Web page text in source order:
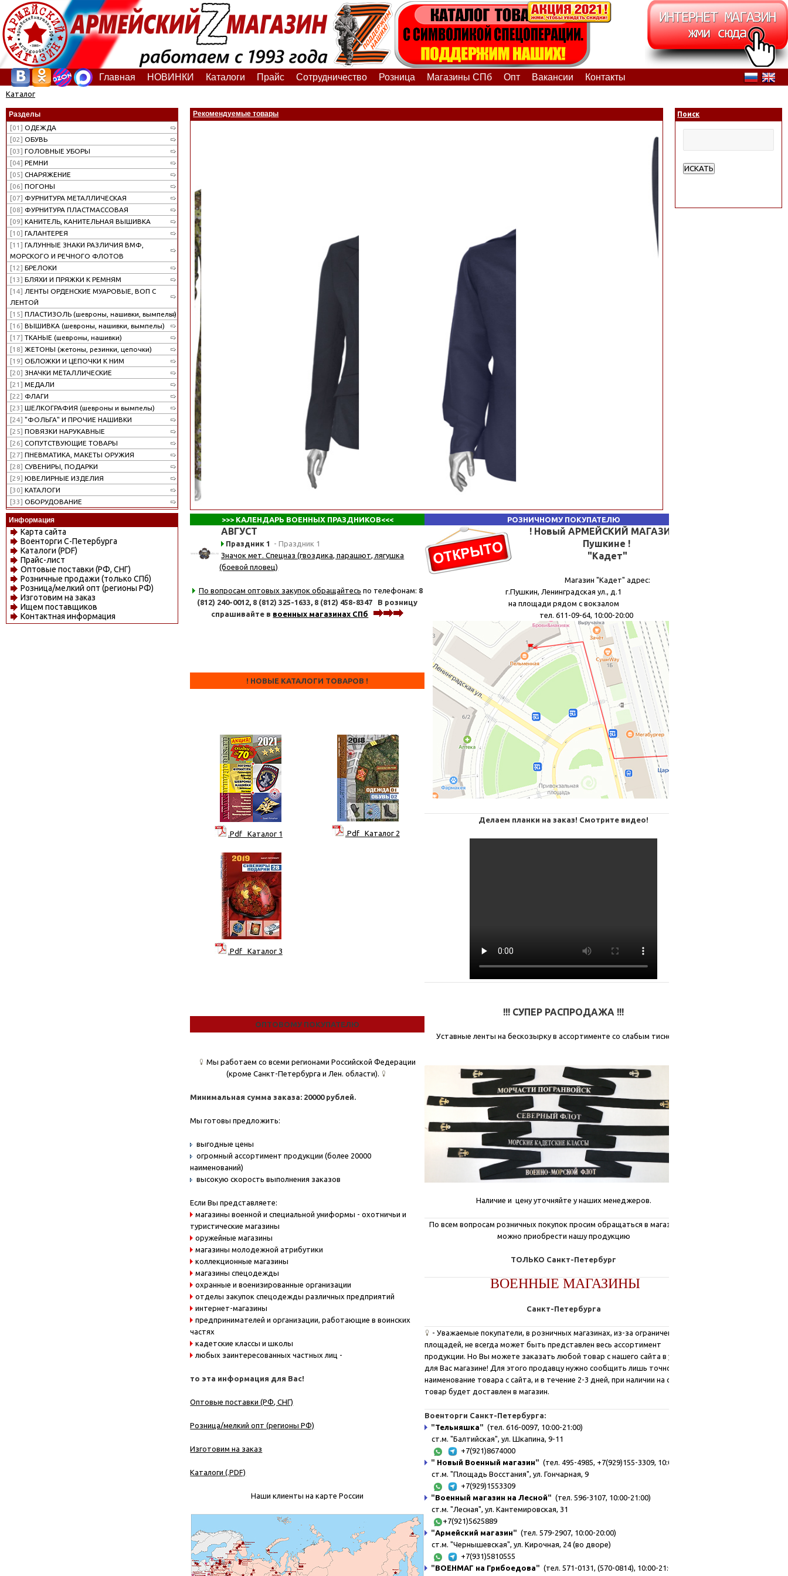
Главная НОВИНКИ Каталоги Прайс Сотрудничество Розница Магазины СПб Опт Вакансии Контакты
Каталог
Разделы
[01] ОДЕЖДА
[02] ОБУВЬ
[03] ГОЛОВНЫЕ УБОРЫ
[04] РЕМНИ
[05] СНАРЯЖЕНИЕ
[06] ПОГОНЫ
[07] ФУРНИТУРА МЕТАЛЛИЧЕСКАЯ
[08] ФУРНИТУРА ПЛАСТМАССОВАЯ
[09] КАНИТЕЛЬ, КАНИТЕЛЬНАЯ ВЫШИВКА
[10] ГАЛАНТЕРЕЯ
[11] ГАЛУННЫЕ ЗНАКИ РАЗЛИЧИЯ ВМФ,
МОРСКОГО И РЕЧНОГО ФЛОТОВ
[12] БРЕЛОКИ
[13] БЛЯХИ И ПРЯЖКИ К РЕМНЯМ
[14] ЛЕНТЫ ОРДЕНСКИЕ МУАРОВЫЕ, ВОП С
ЛЕНТОЙ
[15] ПЛАСТИЗОЛЬ (шевроны, нашивки, вымпелы)
[16] ВЫШИВКА (шевроны, нашивки, вымпелы)
[17] ТКАНЫЕ (шевроны, нашивки)
[18] ЖЕТОНЫ (жетоны, резинки, цепочки)
[19] ОБЛОЖКИ И ЦЕПОЧКИ К НИМ
[20] ЗНАЧКИ МЕТАЛЛИЧЕСКИЕ
[21] МЕДАЛИ
[22] ФЛАГИ
[23] ШЕЛКОГРАФИЯ (шевроны и вымпелы)
[24] "ФОЛЬГА" И ПРОЧИЕ НАШИВКИ
[25] ПОВЯЗКИ НАРУКАВНЫЕ
[26] СОПУТСТВУЮЩИЕ ТОВАРЫ
[27] ПНЕВМАТИКА, МАКЕТЫ ОРУЖИЯ
[28] СУВЕНИРЫ, ПОДАРКИ
[29] ЮВЕЛИРНЫЕ ИЗДЕЛИЯ
[30] КАТАЛОГИ
[33] ОБОРУДОВАНИЕ
Информация
Карта сайта
Военторги С-Петербурга
Каталоги (PDF)
Прайс-лист
Оптовые поставки (РФ, СНГ)
Розничные продажи (только СПб)
Розница/мелкий опт (регионы РФ)
Изготовим на заказ
Ищем поставщиков
Контактная информация
Рекомендуемые товары
>>> КАЛЕНДАРЬ ВОЕННЫХ ПРАЗДНИКОВ<<< РОЗНИЧНОМУ ПОКУПАТЕЛЮ
АВГУСТ
Праздник 1 - Праздник 1
Значок мет. Спецназ (гвоздика, парашют, лягушка
(боевой пловец)
По вопросам оптовых закупок обращайтесь по телефонам: 8
(812) 240-0012, 8 (812) 325-1633, 8 (812) 458-8347
В розницу
спрашивайте в военных магазинах СПб
! Новый АРМЕЙСКИЙ МАГАЗИН в
Пушкине !
"Кадет"
Магазин "Кадет" адрес:
г.Пушкин, Ленинградская ул., д.1
на площади рядом с вокзалом
тел. 611-09-64, 10:00-20:00
Делаем планки на заказ! Смотрите видео!
!!! СУПЕР РАСПРОДАЖА !!!
Уставные ленты на бескозырку в ассортименте со слабым тиснением.
Наличие и цену уточняйте у наших менеджеров.
По всем вопросам розничных покупок просим обращаться в магазины, где
можно приобрести нашу продукцию
ТОЛЬКО Санкт-Петербург
ВОЕННЫЕ МАГАЗИНЫ
Санкт-Петербурга
-Уважаемые покупатели, в розничных магазинах, из-за ограниченных
площадей, не всегда может быть представлен весь ассортимент
продукции. Но Вы можете заказать любой товар с нашего сайта в удобном
для Вас магазине! Для этого продавцу нужно сообщить лишь точное
наименование товара с сайта, и в течение 2-3 дней, при наличии на складе,
товар будет доставлен в магазин.
Военторги Санкт-Петербурга:
"Тельняшка" (тел. 616-0097, 10:00-21:00)
ст.м. "Балтийская", ул. Шкапина, 9-11
+7(921)8674000
" Новый Военный магазин" (тел. 495-4985, +7(929)155-3309, 10:00-21:00)
ст.м. "Площадь Восстания", ул. Гончарная, 9
+7(929)1553309
"Военный магазин на Лесной" (тел. 596-3107, 10:00-21:00)
ст.м. "Лесная", ул. Кантемировская, 31
+7(921)5625889
"Армейский магазин" (тел. 579-2907, 10:00-20:00)
ст.м. "Чернышевская", ул. Кирочная, 24 (во дворе)
+7(931)5810555
"ВОЕНМАГ на Грибоедова" (тел. 571-0131, (570-0814), 10:00-21:00)
! НОВЫЕ КАТАЛОГИ ТОВАРОВ !
.Pdf Каталог 1 .Pdf Каталог 2
.Pdf Каталог 3
ОПТОВОМУ ПОКУПАТЕЛЮ
Мы работаем со всеми регионами Российской Федерации
(кроме Санкт-Петербурга и Лен. области).
Минимальная сумма заказа: 20000 рублей.
Мы готовы предложить:
выгодные цены
огромный ассортимент продукции (более 20000
наименований)
высокую скорость выполнения заказов
Если Вы представляете:
магазины военной и специальной униформы - охотничьи и
туристические магазины
оружейные магазины
магазины молодежной атрибутики
коллекционные магазины
магазины спецодежды
охранные и военизированные организации
отделы закупок спецодежды различных предприятий
интернет-магазины
предпринимателей и организации, работающие в воинских
частях
кадетские классы и школы
любых заинтересованных частных лиц -
то эта информация для Вас!
Оптовые поставки (РФ, СНГ)
Розница/мелкий опт (регионы РФ)
Изготовим на заказ
Каталоги (.PDF)
Наши клиенты на карте России
Поиск
ИСКАТЬ